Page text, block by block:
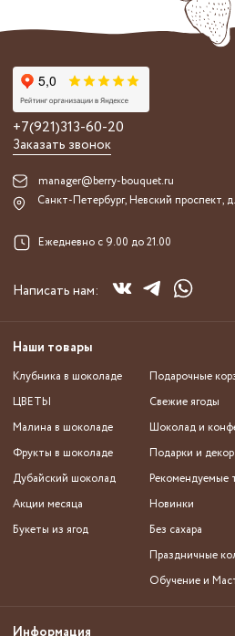
+7(921)313-60-20
Заказать звонок
manager@berry-bouquet.ru
Санкт-Петербург, Невский проспект,
Ежедневно с 9.00 до 21.00
Написать нам:
Наши товары
Клубника в шоколаде
ЦВЕТЫ
Малина в шоколаде
Фрукты в шоколаде
Дубайский шоколад
Акции месяца
Букеты из ягод
Подарочные
Свежие ягоды
Шоколад и
Подарки и декор
Рекомендуемые
Новинки
Без сахара
Праздничные
Обучение и